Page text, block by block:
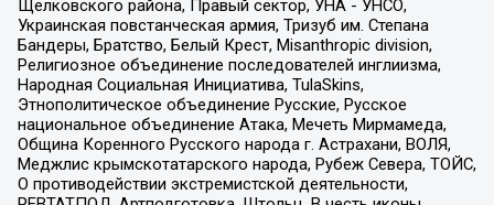
Щелковского района, Правый сектор, УНА - УНСО,
Украинская повстанческая армия, Тризуб им. Степана
Бандеры, Братство, Белый Крест, Misanthropic division,
Религиозное объединение последователей инглиизма,
Народная Социальная Инициатива, TulaSkins,
Этнополитическое объединение Русские, Русское
национальное объединение Атака, Мечеть Мирмамеда,
Община Коренного Русского народа г. Астрахани, ВОЛЯ,
Меджлис крымскотатарского народа, Рубеж Севера, ТОЙС,
О противодействии экстремистской деятельности,